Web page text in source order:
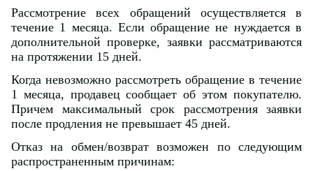
Рассмотрение всех обращений осуществляется в
течение 1 месяца. Если обращение не нуждается в
дополнительной проверке, заявки рассматриваются
на протяжении 15 дней.
Когда невозможно рассмотреть обращение в течение
1 месяца, продавец сообщает об этом покупателю.
Причем максимальный срок рассмотрения заявки
после продления не превышает 45 дней.
Отказ на обмен/возврат возможен по следующим
распространенным причинам: